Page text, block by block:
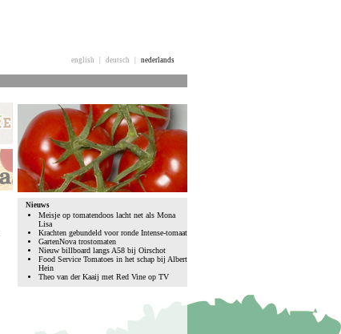
english deutsch nederlands
Nieuws
Meisje op tomatendoos lacht net als Mona
Lisa
Krachten gebundeld voor ronde Intense-tomaat
GartenNova trostomaten
Nieuw billboard langs A58 bij Oirschot
Food Service Tomatoes in het schap bij Albert
Hein
Theo van der Kaaij met Red Vine op TV